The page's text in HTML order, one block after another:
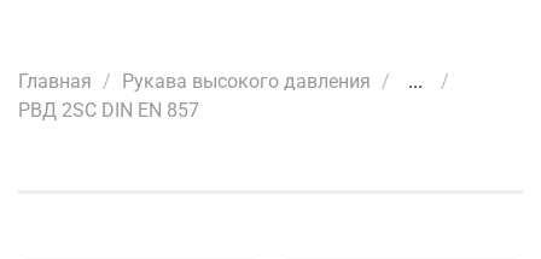
Главная Рукава высокого давления
...
РВД 2SC DIN EN 857